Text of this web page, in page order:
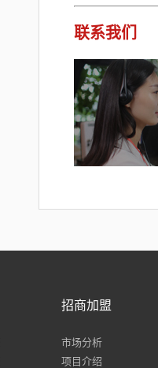
联系我们
招商加盟
市场分析
项目介绍